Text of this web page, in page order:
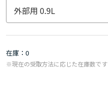
在庫 0
※現在の受取方法に応じた在庫数です